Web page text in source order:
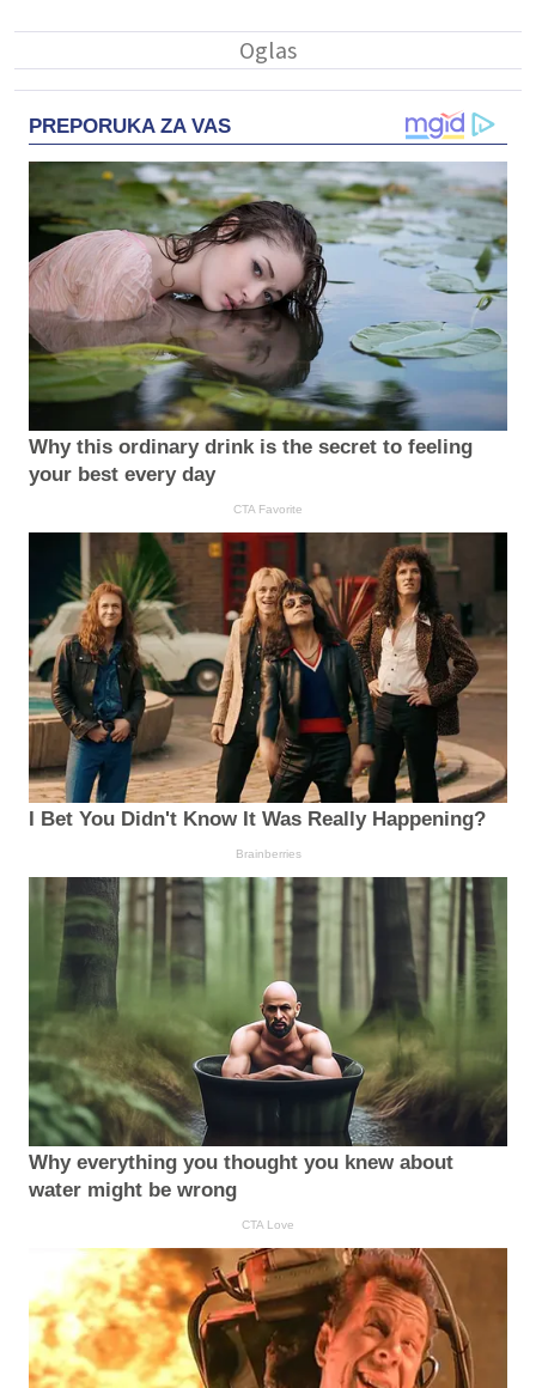
PREPORUKA ZA VAS
Why this ordinary drink is the secret to feeling
your best every day
CTA Favorite
I Bet You Didn't Know It Was Really Happening?
Brainberries
Why everything you thought you knew about
water might be wrong
CTA Love